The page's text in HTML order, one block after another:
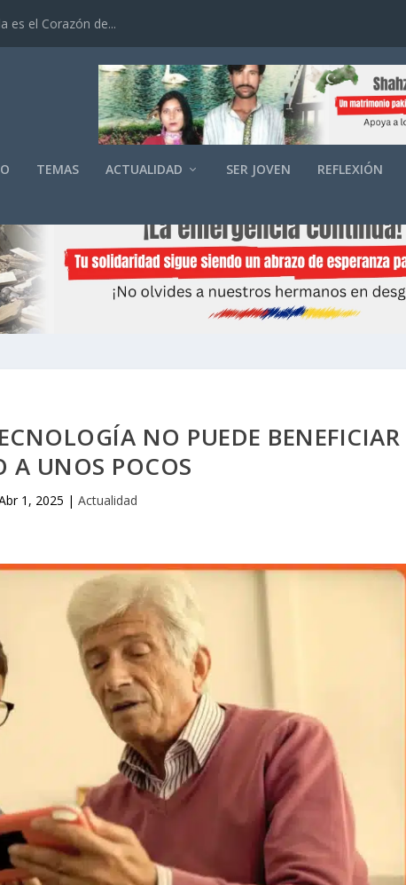
es el Corazón de...
TEMAS ACTUALIDAD SER JOVEN REFLEXIÓN
NO PUEDE BENEFICIAR
A UNOS POCOS
1, 2025 |Actualidad